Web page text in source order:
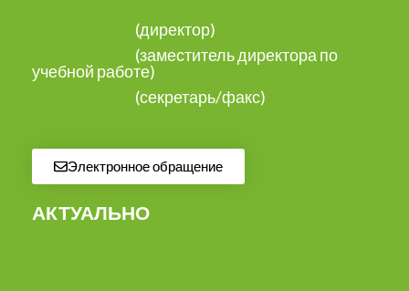
(директор)
(заместитель директора по
учебной работе)
(секретарь/факс)
Электронное обращение
АКТУАЛЬНО